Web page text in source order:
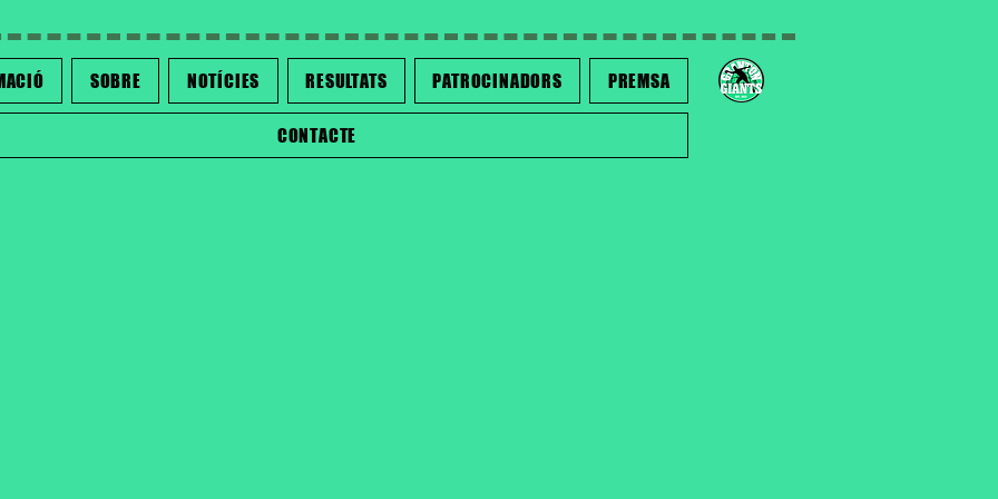
SOBRE NOTÍCIES RESULTATS PATROCINADORS PREMSA
CONTACTE